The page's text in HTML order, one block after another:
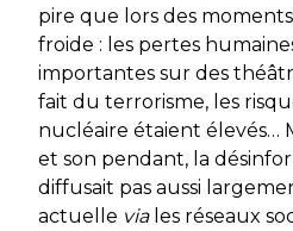
pire que lors des
froide : les pertes
importantes sur des
fait du terrorisme, les
nucléaire étaient élevés…
et son pendant, la
diffusait pas aussi
actuelle viales réseaux